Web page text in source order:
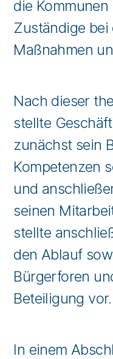
die
Zuständige
Maßnahmen
Nach dieser
stellte
zunächst sein
Kompetenzen
und
seinen
stellte
den Ablauf
Bürgerforen
Beteiligung vor.
In einem